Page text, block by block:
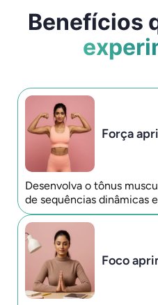
Benefícios
Força
Desenvolva o tônus
de sequências dinâmicas
Foco